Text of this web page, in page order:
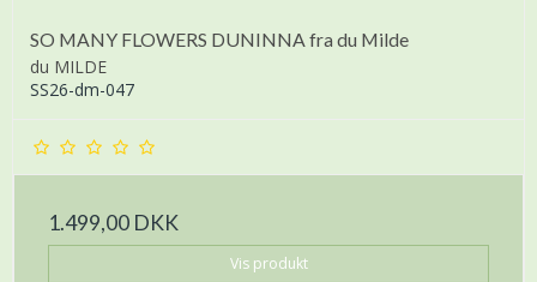
SO MANY FLOWERS DUNINNA fra du Milde
du MILDE
SS26-dm-047
1.499,00 DKK
Vis produkt